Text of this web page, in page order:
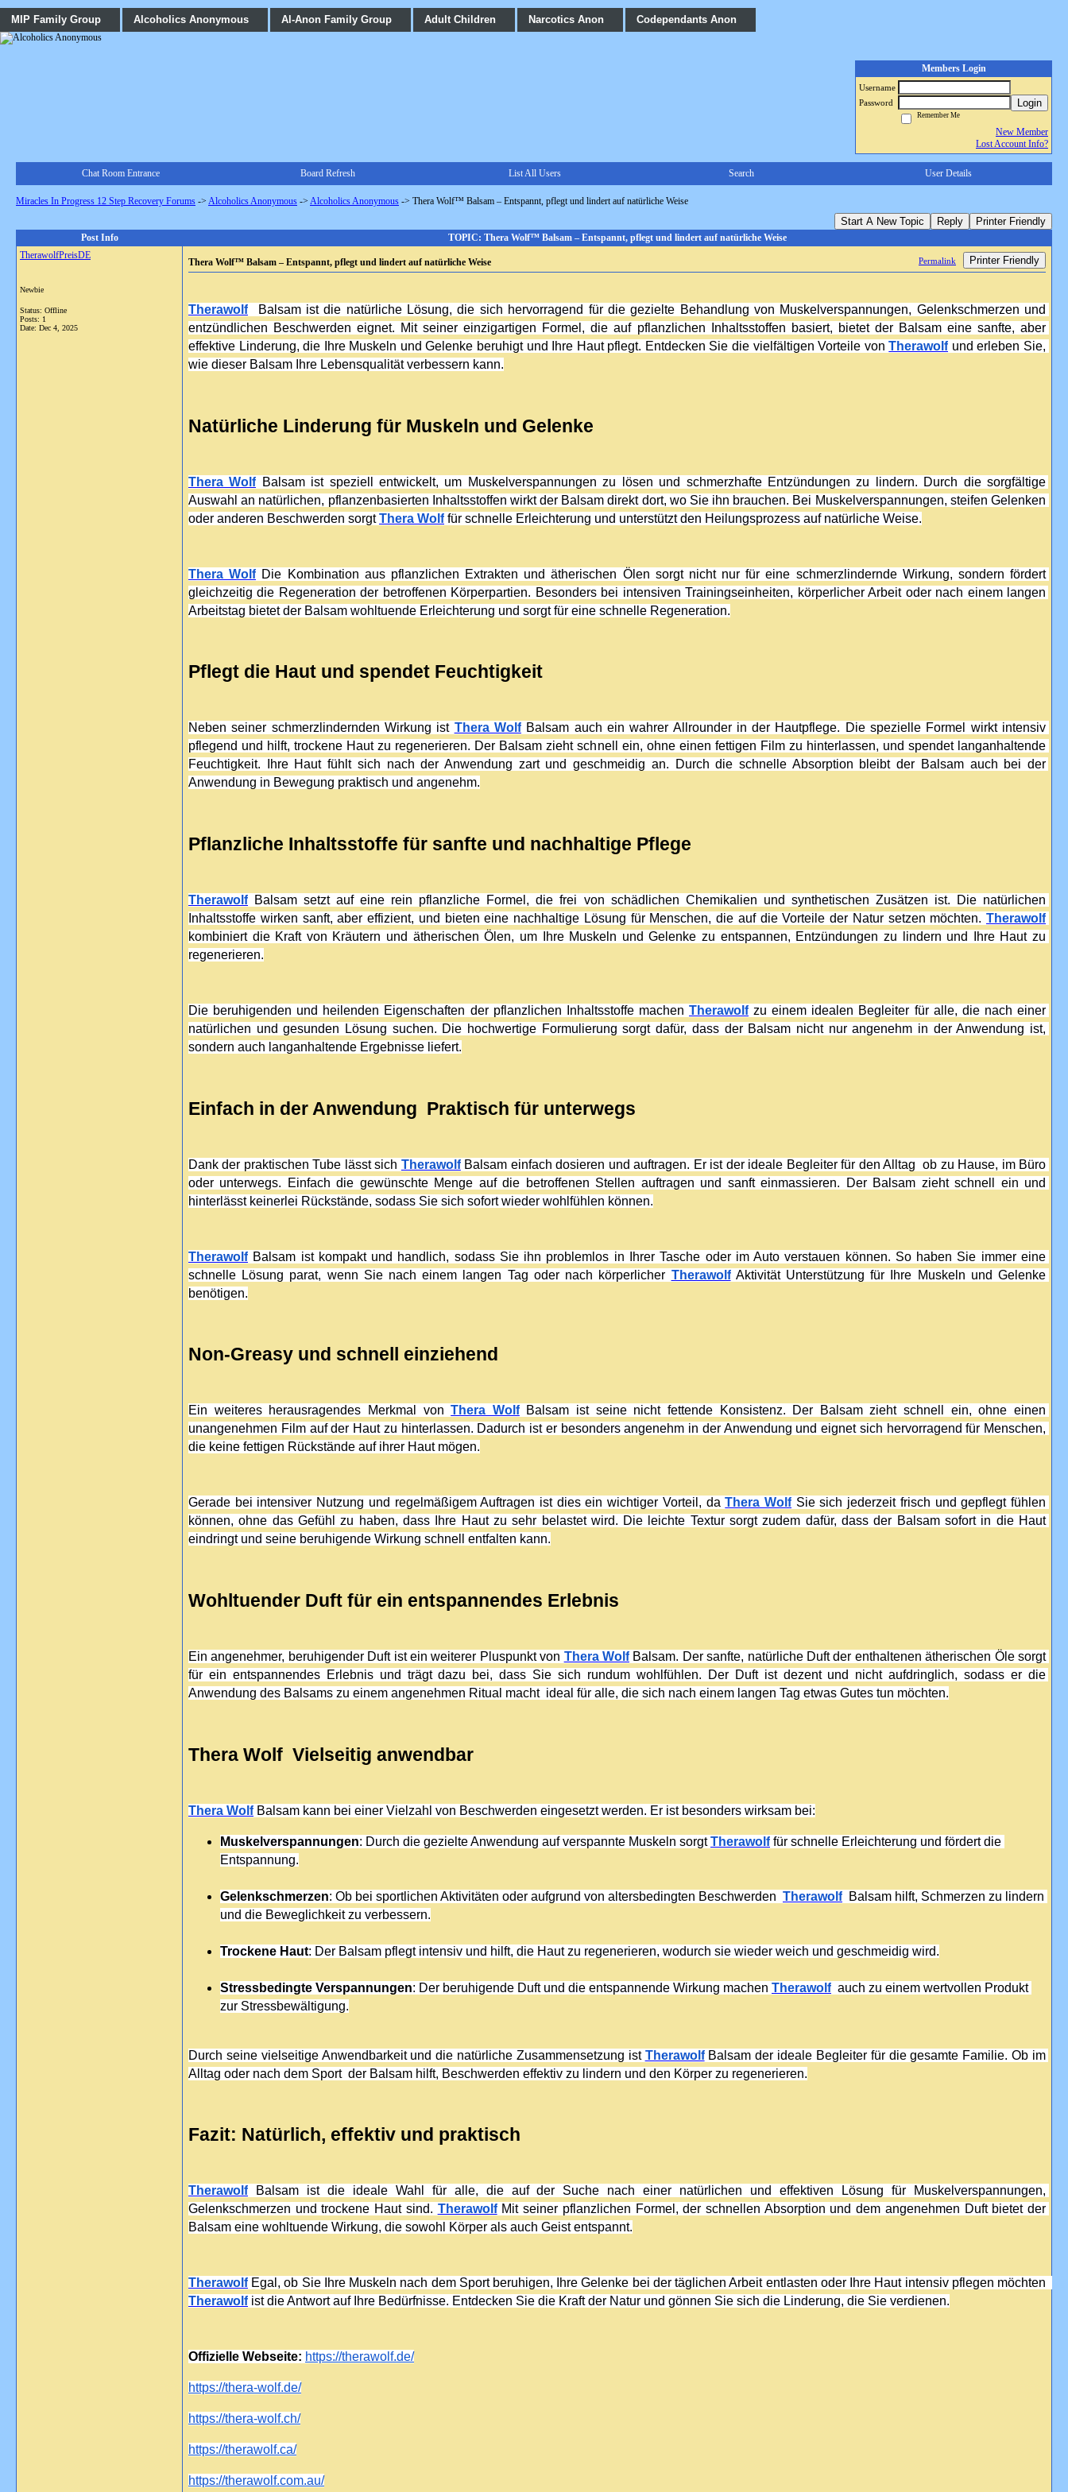
MIP Family Group Alcoholics Anonymous Al-Anon Family Group Adult Children Narcotics Anon Codependants Anon
Members Login
Username
Password
Login
Remember Me
New Member
Lost Account Info?
Chat Room Entrance Board Refresh List All Users Search User Details
Miracles In Progress 12 Step Recovery Forums -> Alcoholics Anonymous -> Alcoholics Anonymous -> Thera Wolf™ Balsam – Entspannt, pflegt und lindert auf natürliche Weise
Start A New Topic Reply Printer Friendly
Post Info
TOPIC: Thera Wolf™ Balsam – Entspannt, pflegt und lindert auf natürliche Weise
TherawolfPreisDE
Newbie
Status: Offline
Posts: 1
Date: Dec 4, 2025
Thera Wolf™ Balsam – Entspannt, pflegt und lindert auf natürliche Weise Permalink Printer Friendly
Therawolf Balsam ist die natürliche Lösung, die sich hervorragend für die gezielte Behandlung von Muskelverspannungen, Gelenkschmerzen und
entzündlichen Beschwerden eignet. Mit seiner einzigartigen Formel, die auf pflanzlichen Inhaltsstoffen basiert, bietet der Balsam eine sanfte, aber
effektive Linderung, die Ihre Muskeln und Gelenke beruhigt und Ihre Haut pflegt. Entdecken Sie die vielfältigen Vorteile von Therawolf und erleben Sie,
wie dieser Balsam Ihre Lebensqualität verbessern kann.
Natürliche Linderung für Muskeln und Gelenke
Thera Wolf Balsam ist speziell entwickelt, um Muskelverspannungen zu lösen und schmerzhafte Entzündungen zu lindern. Durch die sorgfältige
Auswahl an natürlichen, pflanzenbasierten Inhaltsstoffen wirkt der Balsam direkt dort, wo Sie ihn brauchen. Bei Muskelverspannungen, steifen Gelenken
oder anderen Beschwerden sorgt Thera Wolf für schnelle Erleichterung und unterstützt den Heilungsprozess auf natürliche Weise.
Thera Wolf Die Kombination aus pflanzlichen Extrakten und ätherischen Ölen sorgt nicht nur für eine schmerzlindernde Wirkung, sondern fördert
gleichzeitig die Regeneration der betroffenen Körperpartien. Besonders bei intensiven Trainingseinheiten, körperlicher Arbeit oder nach einem langen
Arbeitstag bietet der Balsam wohltuende Erleichterung und sorgt für eine schnelle Regeneration.
Pflegt die Haut und spendet Feuchtigkeit
Neben seiner schmerzlindernden Wirkung ist Thera Wolf Balsam auch ein wahrer Allrounder in der Hautpflege. Die spezielle Formel wirkt intensiv
pflegend und hilft, trockene Haut zu regenerieren. Der Balsam zieht schnell ein, ohne einen fettigen Film zu hinterlassen, und spendet langanhaltende
Feuchtigkeit. Ihre Haut fühlt sich nach der Anwendung zart und geschmeidig an. Durch die schnelle Absorption bleibt der Balsam auch bei der
Anwendung in Bewegung praktisch und angenehm.
Pflanzliche Inhaltsstoffe für sanfte und nachhaltige Pflege
Therawolf Balsam setzt auf eine rein pflanzliche Formel, die frei von schädlichen Chemikalien und synthetischen Zusätzen ist. Die natürlichen
Inhaltsstoffe wirken sanft, aber effizient, und bieten eine nachhaltige Lösung für Menschen, die auf die Vorteile der Natur setzen möchten. Therawolf
kombiniert die Kraft von Kräutern und ätherischen Ölen, um Ihre Muskeln und Gelenke zu entspannen, Entzündungen zu lindern und Ihre Haut zu
regenerieren.
Die beruhigenden und heilenden Eigenschaften der pflanzlichen Inhaltsstoffe machen Therawolf zu einem idealen Begleiter für alle, die nach einer
natürlichen und gesunden Lösung suchen. Die hochwertige Formulierung sorgt dafür, dass der Balsam nicht nur angenehm in der Anwendung ist,
sondern auch langanhaltende Ergebnisse liefert.
Einfach in der Anwendung  Praktisch für unterwegs
Dank der praktischen Tube lässt sich Therawolf Balsam einfach dosieren und auftragen. Er ist der ideale Begleiter für den Alltag  ob zu Hause, im Büro
oder unterwegs. Einfach die gewünschte Menge auf die betroffenen Stellen auftragen und sanft einmassieren. Der Balsam zieht schnell ein und
hinterlässt keinerlei Rückstände, sodass Sie sich sofort wieder wohlfühlen können.
Therawolf Balsam ist kompakt und handlich, sodass Sie ihn problemlos in Ihrer Tasche oder im Auto verstauen können. So haben Sie immer eine
schnelle Lösung parat, wenn Sie nach einem langen Tag oder nach körperlicher Therawolf Aktivität Unterstützung für Ihre Muskeln und Gelenke
benötigen.
Non-Greasy und schnell einziehend
Ein weiteres herausragendes Merkmal von Thera Wolf Balsam ist seine nicht fettende Konsistenz. Der Balsam zieht schnell ein, ohne einen
unangenehmen Film auf der Haut zu hinterlassen. Dadurch ist er besonders angenehm in der Anwendung und eignet sich hervorragend für Menschen,
die keine fettigen Rückstände auf ihrer Haut mögen.
Gerade bei intensiver Nutzung und regelmäßigem Auftragen ist dies ein wichtiger Vorteil, da Thera Wolf Sie sich jederzeit frisch und gepflegt fühlen
können, ohne das Gefühl zu haben, dass Ihre Haut zu sehr belastet wird. Die leichte Textur sorgt zudem dafür, dass der Balsam sofort in die Haut
eindringt und seine beruhigende Wirkung schnell entfalten kann.
Wohltuender Duft für ein entspannendes Erlebnis
Ein angenehmer, beruhigender Duft ist ein weiterer Pluspunkt von Thera Wolf Balsam. Der sanfte, natürliche Duft der enthaltenen ätherischen Öle sorgt
für ein entspannendes Erlebnis und trägt dazu bei, dass Sie sich rundum wohlfühlen. Der Duft ist dezent und nicht aufdringlich, sodass er die
Anwendung des Balsams zu einem angenehmen Ritual macht  ideal für alle, die sich nach einem langen Tag etwas Gutes tun möchten.
Thera Wolf  Vielseitig anwendbar
Thera Wolf Balsam kann bei einer Vielzahl von Beschwerden eingesetzt werden. Er ist besonders wirksam bei:
Muskelverspannungen: Durch die gezielte Anwendung auf verspannte Muskeln sorgt Therawolf für schnelle Erleichterung und fördert die
Entspannung.
Gelenkschmerzen: Ob bei sportlichen Aktivitäten oder aufgrund von altersbedingten Beschwerden Therawolf Balsam hilft, Schmerzen zu lindern
und die Beweglichkeit zu verbessern.
Trockene Haut: Der Balsam pflegt intensiv und hilft, die Haut zu regenerieren, wodurch sie wieder weich und geschmeidig wird.
Stressbedingte Verspannungen: Der beruhigende Duft und die entspannende Wirkung machen Therawolf auch zu einem wertvollen Produkt
zur Stressbewältigung.
Durch seine vielseitige Anwendbarkeit und die natürliche Zusammensetzung ist Therawolf Balsam der ideale Begleiter für die gesamte Familie. Ob im
Alltag oder nach dem Sport  der Balsam hilft, Beschwerden effektiv zu lindern und den Körper zu regenerieren.
Fazit: Natürlich, effektiv und praktisch
Therawolf Balsam ist die ideale Wahl für alle, die auf der Suche nach einer natürlichen und effektiven Lösung für Muskelverspannungen,
Gelenkschmerzen und trockene Haut sind. Therawolf Mit seiner pflanzlichen Formel, der schnellen Absorption und dem angenehmen Duft bietet der
Balsam eine wohltuende Wirkung, die sowohl Körper als auch Geist entspannt.
Therawolf
Therawolf ist die Antwort auf Ihre Bedürfnisse. Entdecken Sie die Kraft der Natur und gönnen Sie sich die Linderung, die Sie verdienen.
Offizielle Webseite: https://therawolf.de/
https://thera-wolf.de/
https://thera-wolf.ch/
https://therawolf.ca/
https://therawolf.com.au/